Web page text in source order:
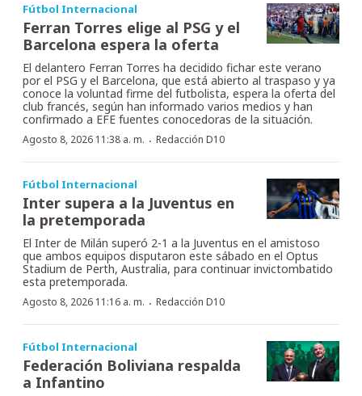
Fútbol Internacional
Ferran Torres elige al PSG y el
Barcelona espera la oferta
El delantero Ferran Torres ha decidido fichar este verano
por el PSG y el Barcelona, que está abierto al traspaso y ya
conoce la voluntad firme del futbolista, espera la oferta del
club francés, según han informado varios medios y han
confirmado a EFE fuentes conocedoras de la situación.
Agosto 8, 2026 11:38 a. m. · Redacción D10
Fútbol Internacional
Inter supera a la Juventus en
la pretemporada
El Inter de Milán superó 2-1 a la Juventus en el amistoso
que ambos equipos disputaron este sábado en el Optus
Stadium de Perth, Australia, para continuar invictombatido
esta pretemporada.
Agosto 8, 2026 11:16 a. m. · Redacción D10
Fútbol Internacional
Federación Boliviana respalda
a Infantino